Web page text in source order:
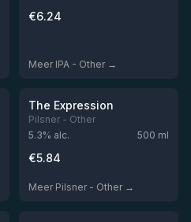
€6.24
Meer IPA - Other →
Niet op voorraad
★3.77
The Expression
Pilsner - Other
5.3% alc. 500 ml
€5.84
Meer Pilsner - Other →
★3.76